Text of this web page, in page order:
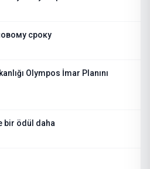
сроку
Olympos İmar Planını
bir ödül daha